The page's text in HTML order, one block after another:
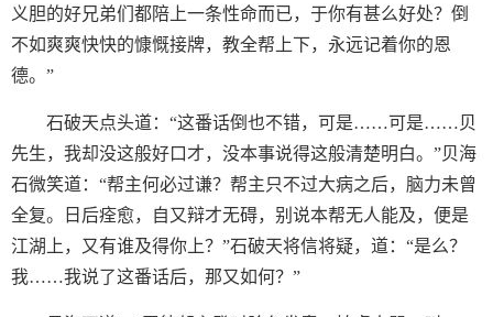
义胆的好兄弟们都陪上一条性命而已，于你有甚么好处？倒
不如爽爽快快的慷慨接牌，教全帮上下，永远记着你的恩
德。”
石破天点头道：“这番话倒也不错，可是……可是……贝
先生，我却没这般好口才，没本事说得这般清楚明白。”贝海
石微笑道：“帮主何必过谦？帮主只不过大病之后，脑力未曾
全复。日后痊愈，自又辩才无碍，别说本帮无人能及，便是
江湖上，又有谁及得你上？”石破天将信将疑，道：“是么？
我……我说了这番话后，那又如何？”